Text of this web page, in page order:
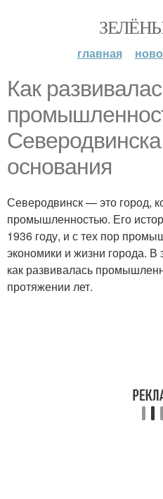
главная
Как
основания
Северодвинск — это город,
промышленностью. Его
1936 году, и с тех пор
экономики и жизни города.
как развивалась
протяжении лет.